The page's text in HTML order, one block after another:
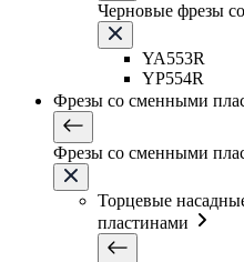
Черновые фрезы
YA553R
YP554R
Фрезы со сменными
Фрезы со сменными
Торцевые
пластинами